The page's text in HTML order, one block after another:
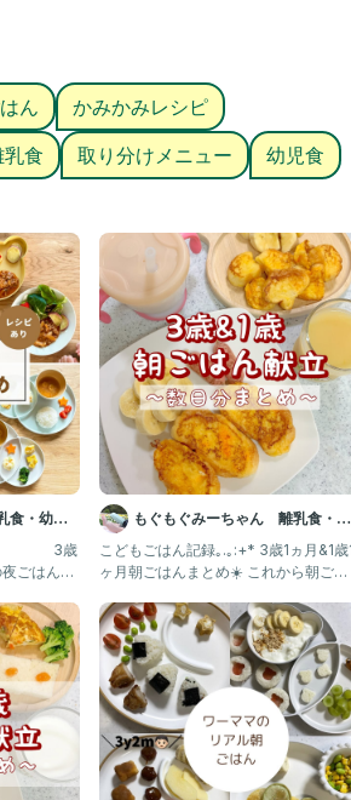
ん
かみかみレシピ
乳食 取り分けメニュー 幼児食
食・幼児
め 3歳
ごはん4
もぐもぐみーちゃん 離乳食・幼
児食記録
こどもごはん記録｡.｡:+* 3歳1ヵ月&1歳1
ヶ月朝ごはんまとめ☀️ これから朝ごは